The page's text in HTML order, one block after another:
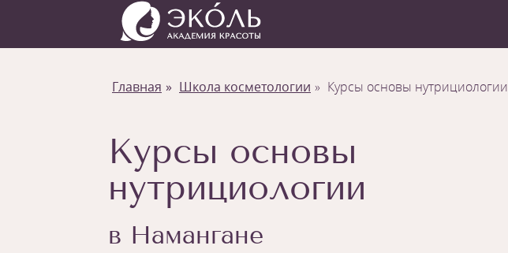
Главная Школа косметологии Курсы основы нутрициологии
Курсы основы
нутрициологии
в Намангане